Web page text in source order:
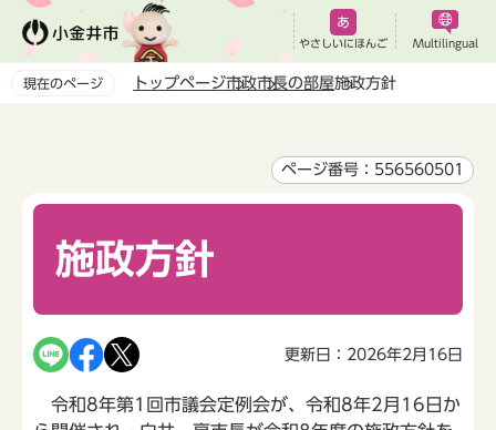
ペ
やさしいにほんご Multilingual
現在のページ トップページ市政市長の部屋施政方針
ページ番号：556560501
施政方針
更新日：2026年2月16日
令和8年第1回市議会定例会が、令和8年2月16日か